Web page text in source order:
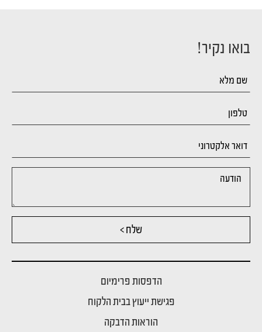
הדפסות פרימיום
פגישת ייעוץ בבית הלקוח
הוראות הדבקה
בואו נקיר!
שלח >